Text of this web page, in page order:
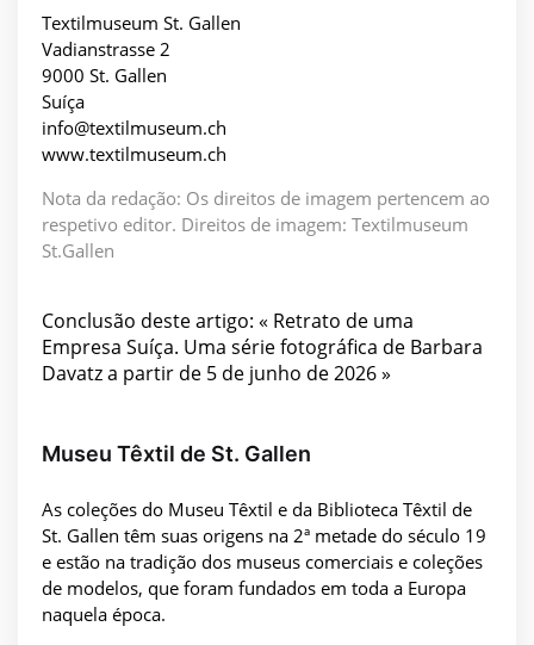
Textilmuseum St. Gallen
Vadianstrasse 2
9000 St. Gallen
Suíça
info@textilmuseum.ch
www.textilmuseum.ch
Nota da redação: Os direitos de imagem pertencem ao
respetivo editor. Direitos de imagem: Textilmuseum
St.Gallen
Conclusão deste artigo: « Retrato de uma
Empresa Suíça. Uma série fotográfica de Barbara
Davatz a partir de 5 de junho de 2026 »
Museu Têxtil de St. Gallen
As coleções do Museu Têxtil e da Biblioteca Têxtil de
St. Gallen têm suas origens na 2ª metade do século 19
e estão na tradição dos museus comerciais e coleções
de modelos, que foram fundados em toda a Europa
naquela época.